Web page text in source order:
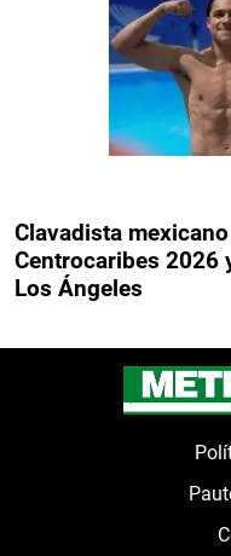
Clavadista
Centrocaribes 2026
Los Ángeles